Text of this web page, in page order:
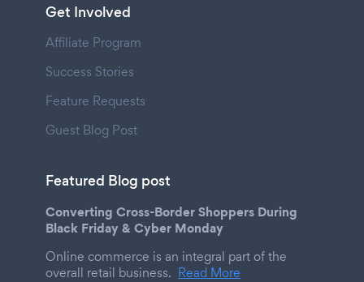
Get Involved
Affiliate Program
Success Stories
Feature Requests
Guest Blog Post
Featured Blog post
Converting Cross-Border Shoppers During
Black Friday & Cyber Monday
Online commerce is an integral part of the
overall retail business. Read More